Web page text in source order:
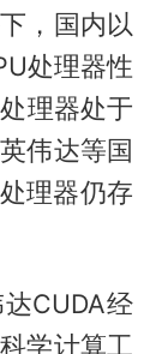
，国内以
处理器性
理器处于
伟达等国
理器仍存
CUDA经
学计算工